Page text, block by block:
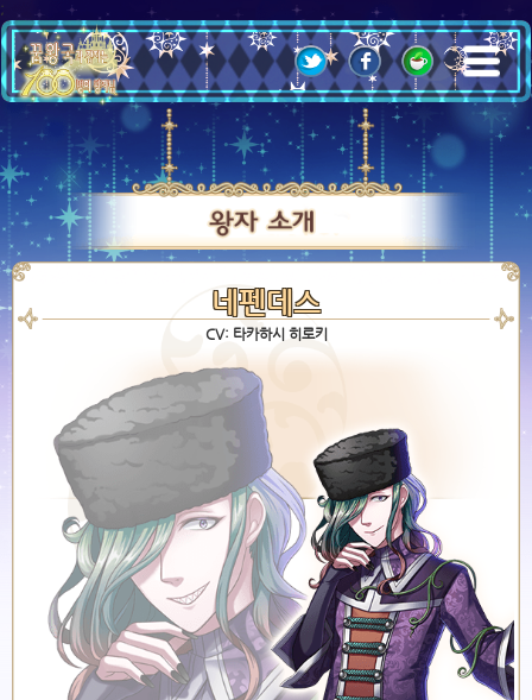
;
네펜데스
CV: 타카하시 히로키